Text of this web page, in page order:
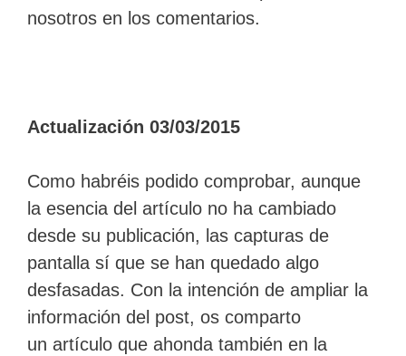
nosotros en los comentarios.
Actualización 03/03/2015
Como habréis podido comprobar, aunque
la esencia del artículo no ha cambiado
desde su publicación, las capturas de
pantalla sí que se han quedado algo
desfasadas. Con la intención de ampliar la
información del post, os comparto
un artículo que ahonda también en la